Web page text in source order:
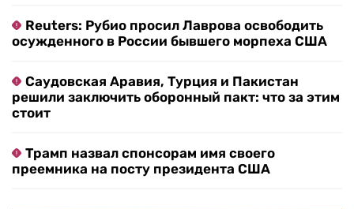
Reuters: Рубио просил Лаврова освободить
осужденного в России бывшего морпеха США
Саудовская Аравия, Турция и Пакистан
решили заключить оборонный пакт: что за этим
стоит
Трамп назвал спонсорам имя своего
преемника на посту президента США